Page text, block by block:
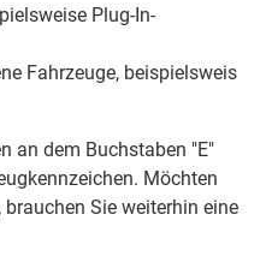
Plug-In-
Fahrzeuge, beispielsweis
an dem Buchstaben "E"
Möchten
Sie weiterhin eine